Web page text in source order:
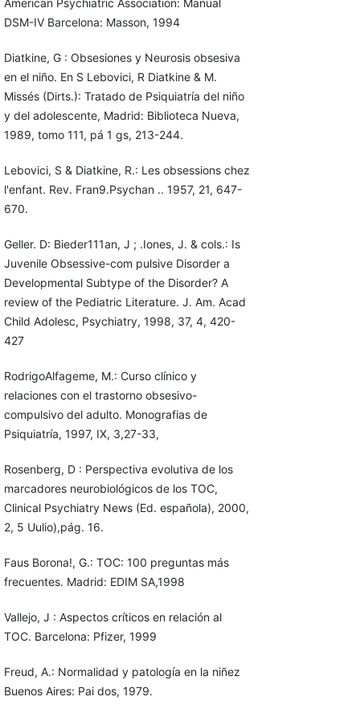
DSM-IV Barcelona: Masson, 1994
Diatkine, G : Obsesiones y Neurosis obsesiva
en el niño. En S Lebovici, R Diatkine & M.
Missés (Dirts.): Tratado de Psiquiatría del niño
y del adolescente, Madrid: Biblioteca Nueva,
1989, tomo 111, pá 1 gs, 213-244.
Lebovici, S & Diatkine, R.: Les obsessions chez
l'enfant. Rev. Fran9.Psychan .. 1957, 21, 647-
670.
Geller. D: Bieder111an, J ; .Iones, J. & cols.: Is
Juvenile Obsessive-com pulsive Disorder a
Developmental Subtype of the Disorder? A
review of the Pediatric Literature. J. Am. Acad
Child Adolesc, Psychiatry, 1998, 37, 4, 420-
427
RodrigoAlfageme, M.: Curso clínico y
relaciones con el trastorno obsesi­vo-
compulsivo del adulto. Monografias de
Psiquiatría, 1997, IX, 3,27-33,
Rosenberg, D : Perspectiva evolutiva de los
marcadores neurobiológicos de los TOC,
Clinical Psychiatry News (Ed. española), 2000,
2, 5 Uulio),pág. 16.
Faus Borona!, G.: TOC: 100 preguntas más
frecuentes. Madrid: EDIM­ SA,1998
Vallejo, J : Aspectos críticos en relación al
TOC. Barcelona: Pfizer, 1999
Freud, A.: Normalidad y patología en la niñez
Buenos Aires: Pai dos, 1979.